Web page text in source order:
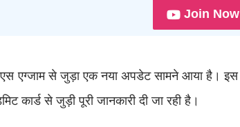
Join Now
एग्जाम से जुड़ा एक नया अपडेट सामने आया है। इस
कार्ड से जुड़ी पूरी जानकारी दी जा रही है।